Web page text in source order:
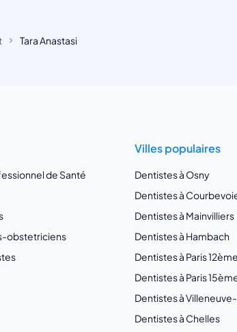
Tara Anastasi
de Santé
obstetriciens
Villes populaires
Dentistes à Osny
Dentistes à
Dentistes à Mainvilliers
Dentistes à Hambach
Dentistes à Paris 12ème
Dentistes à Paris
Dentistes à
Dentistes à Chelles